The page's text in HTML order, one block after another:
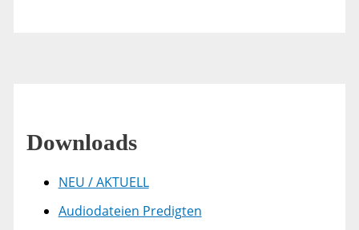
Downloads
NEU / AKTUELL
Audiodateien Predigten